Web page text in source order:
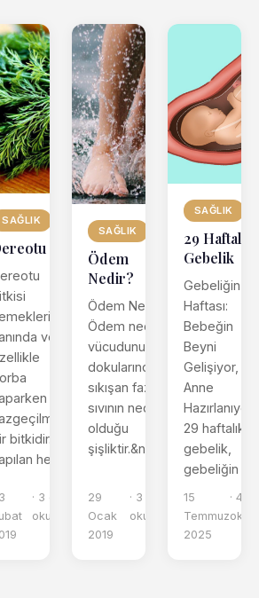
SAĞLIK
ve
bitkidir.
her...
· 3 dk
okuma
SAĞLIK
Ödem
Nedir?
Ödem Nedir?
Ödem nedir;
vücudunuzun
dokularında
sıkışan fazla
sıvının neden
olduğu
şişliktir.&nbs...
29
Ocak
2019
· 3 dk
okuma
SAĞLIK
29 Haftalık
Gebelik
Gebeliğin
Haftası:
Bebeğin
Beyni
Gelişiyor,
Anne
Hazırlanıyor
29 haftalık
gebelik,
gebeliğin ...
15
Temmuz
2025
· 4 dk